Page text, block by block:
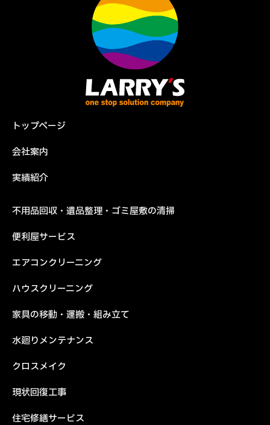
トップページ
会社案内
実績紹介
不用品回収・遺品整理・ゴミ屋敷の清掃
便利屋サービス
エアコンクリーニング
ハウスクリーニング
家具の移動・運搬・組み立て
水廻りメンテナンス
クロスメイク
現状回復工事
住宅修繕サービス